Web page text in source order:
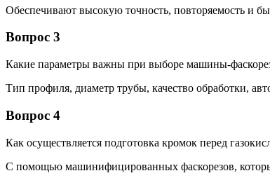
Обеспечивают высокую точность, повторяемость и
Вопрос 3
Какие параметры важны при выборе машины-
Тип профиля, диаметр трубы, качество обработки,
Вопрос 4
Как осуществляется подготовка кромок перед
С помощью машинифицированных фаскорезов,